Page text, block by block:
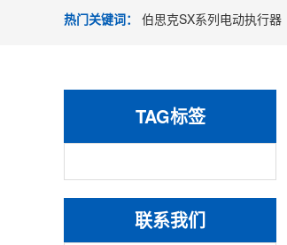
热门关键词： 伯思克SX系列电动执行器
TAG标签
联系我们